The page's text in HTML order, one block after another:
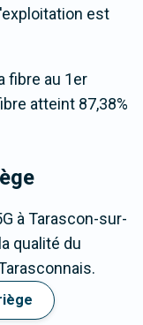
est
fibre au 1er
atteint 87,38%
à Tarascon-sur-
qualité du